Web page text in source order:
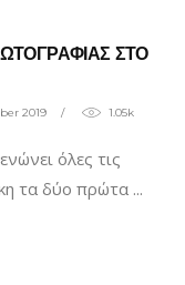
ΣΤΟ
2019 1.05k
όλες τις
τα δύο πρώτα